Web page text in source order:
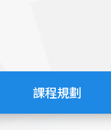
課程規劃